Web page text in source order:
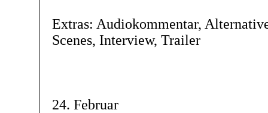
Extras: Audiokommentar,
Scenes, Interview, Trailer
24. Februar